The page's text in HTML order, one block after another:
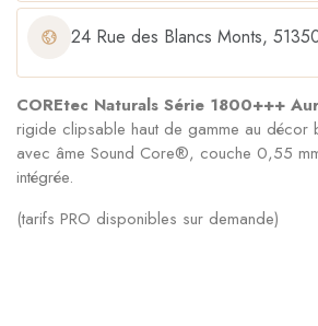
24 Rue des Blancs Monts,
COREtec Naturals Série 1800+++
rigide clipsable haut de gamme au décor
avec âme Sound Core®, couche 0,55
intégrée.
(tarifs PRO disponibles sur demande)